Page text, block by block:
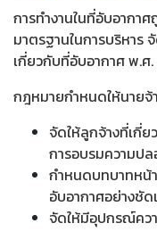
การทำงานในที่อับอากา
มาตรฐานในการบริหาร
เกี่ยวกับที่อับอากาศ พ.ศ.
กฎหมายกำหนดให้นายจ้
จัดให้ลูกจ้างที่เกี่ย
การอบรมความป
กำหนดบทบาทหน้
อับอากาศอย่างชัด
จัดให้มีอุปกรณ์คว